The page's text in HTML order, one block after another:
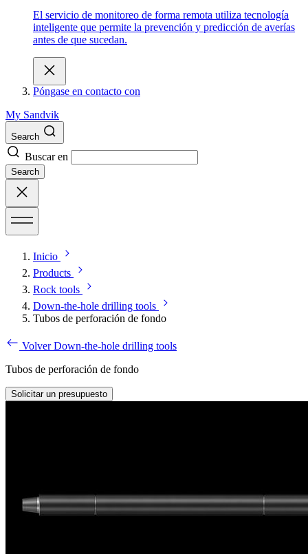
El servicio de monitoreo de forma remota utiliza tecnología
inteligente que permite la prevención y predicción de averías
antes de que sucedan.
Póngase en contacto con
My Sandvik
Search
Buscar en
Search
Inicio
Products
Rock tools
Down-the-hole drilling tools
Tubos de perforación de fondo
Volver Down-the-hole drilling tools
Tubos de perforación de fondo
Solicitar un presupuesto